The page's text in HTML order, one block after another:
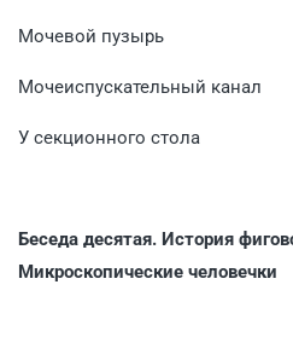
Мочевой пузырь
Мочеиспускательный канал
У секционного стола
Беседа десятая. История
Микроскопические человечки